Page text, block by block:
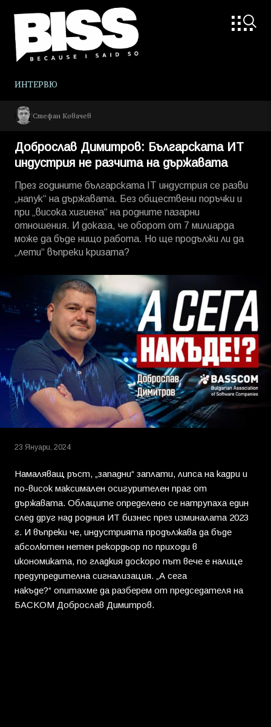
ИНТЕРВЮ
Стефан Ковачев
Доброслав Димитров: Българската ИТ
индустрия не разчита на държавата
През годините българската IT индустрия се разви
„напук“ на държавата. Без обществени поръчки и
при „висока хигиена“ на родните пазарни
отношения. И доказа, че оборот от 7 милиарда
може да бъде нищо работа. Но ще продължи ли да
„лети“ въпреки кризата?
23 Януари, 2024
Намаляващ ръст, „западни“ заплати, липса на кадри и
по-висок максимален осигурителен праг от
държавата. Облаците определено се натрупаха един
след друг над родния ИТ бизнес през изминалата 2023
г. И въпреки че, индустрията продължава да бъде
абсолютен нетен рекордьор по приходи в
икономиката, по гладкия доскоро път вече е налице
предупредителна сигнализация. „А сега
накъде?“ опитахме да разберем от председателя на
БАСКОМ Доброслав Димитров.